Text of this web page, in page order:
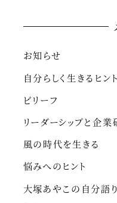
お知らせ
自分らしく生きるヒント
ビリーフ
リーダーシップと企業
風の時代を生きる
悩みへのヒント
大塚あやこの自分語り